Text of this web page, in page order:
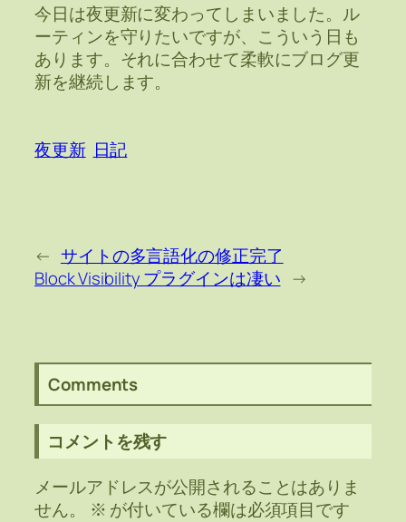
今日は夜更新に変わってしまいました。ル
ーティンを守りたいですが、こういう日も
あります。それに合わせて柔軟にブログ更
新を継続します。
夜更新 日記
← サイトの多言語化の修正完了
Block Visibility プラグインは凄い →
Comments
コメントを残す
メールアドレスが公開されることはありま
せん。
※ が付いている欄は必須項目です